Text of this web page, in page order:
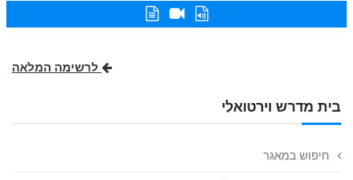
בית מדרש וירטואלי
חיפוש במאגר
לרשימה המלאה